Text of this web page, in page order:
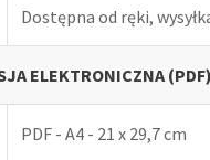
Dostępna od ręki,
ELEKTRONICZNA (PDF)
PDF - A4 - 21 x 29,7 cm